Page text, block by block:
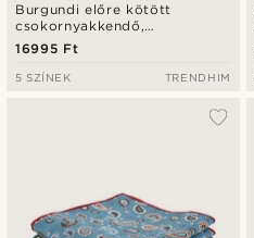
Burgundi előre kötött
csokornyakkendő,
díszzsebkendő és övkendő
szett
16995 Ft
5 SZÍNEK TRENDHIM